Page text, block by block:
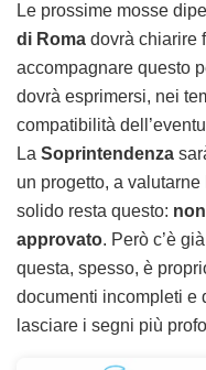
Le prossime mosse
di Roma dovrà chiarire
accompagnare questo
dovrà esprimersi, nei
compatibilità
La Soprintendenza
un progetto, a
solido resta questo:
approvato. Però c’è
questa, spesso, è
documenti incompleti
lasciare i segni più